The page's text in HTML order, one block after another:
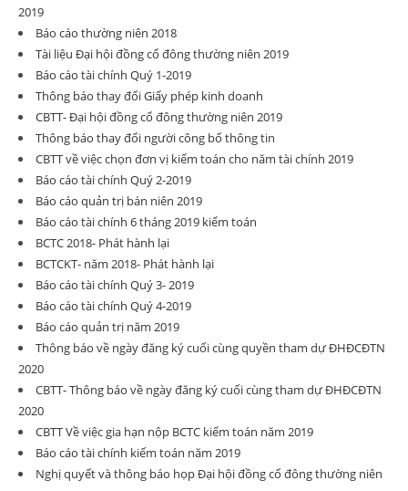
2019
Báo cáo thường niên 2018
Tài liệu Đại hội đồng cổ đông thường niên 2019
Báo cáo tài chính Quý 1-2019
Thông báo thay đổi Giấy phép kinh doanh
CBTT- Đại hội đồng cổ đông thường niên 2019
Thông báo thay đổi người công bố thông tin
CBTT về việc chọn đơn vị kiểm toán cho năm tài chính 2019
Báo cáo tài chính Quý 2-2019
Báo cáo quản trị bán niên 2019
Báo cáo tài chính 6 tháng 2019 kiểm toán
BCTC 2018- Phát hành lại
BCTCKT- năm 2018- Phát hành lại
Báo cáo tài chính Quý 3- 2019
Báo cáo tài chính Quý 4-2019
Báo cáo quản trị năm 2019
Thông báo về ngày đăng ký cuối cùng quyền tham dự ĐHĐCĐTN
2020
CBTT- Thông báo về ngày đăng ký cuối cùng tham dự ĐHĐCĐTN
2020
CBTT Về việc gia hạn nộp BCTC kiểm toán năm 2019
Báo cáo tài chính kiếm toán năm 2019
Nghị quyết và thông báo họp Đại hội đồng cổ đông thường niên